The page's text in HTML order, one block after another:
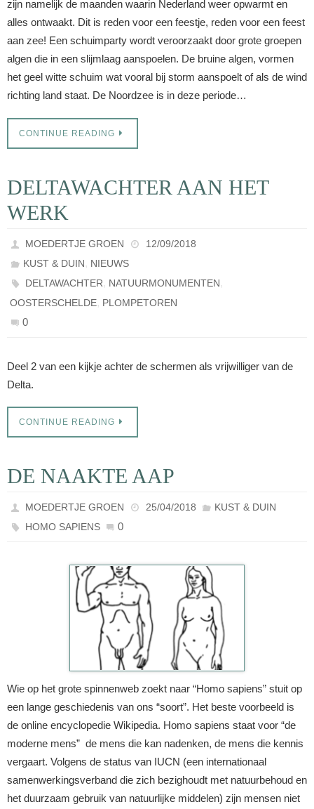
zijn namelijk de maanden waarin Nederland weer opwarmt en
alles ontwaakt. Dit is reden voor een feestje, reden voor een feest
aan zee! Een schuimparty wordt veroorzaakt door grote groepen
algen die in een slijmlaag aanspoelen. De bruine algen, vormen
het geel witte schuim wat vooral bij storm aanspoelt of als de wind
richting land staat. De Noordzee is in deze periode…
CONTINUE READING
DELTAWACHTER AAN HET
WERK
MOEDERTJE GROEN
12/09/2018
KUST & DUIN, NIEUWS
DELTAWACHTER, NATUURMONUMENTEN,
OOSTERSCHELDE, PLOMPETOREN
0
Deel 2 van een kijkje achter de schermen als vrijwilliger van de
Delta.
CONTINUE READING
DE NAAKTE AAP
MOEDERTJE GROEN 25/04/2018
KUST & DUIN
HOMO SAPIENS
0
Wie op het grote spinnenweb zoekt naar “Homo sapiens” stuit op
een lange geschiedenis van ons “soort”. Het beste voorbeeld is
de online encyclopedie Wikipedia. Homo sapiens staat voor “de
moderne mens” de mens die kan nadenken, de mens die kennis
vergaart. Volgens de status van IUCN (een internationaal
samenwerkingsverband die zich bezighoudt met natuurbehoud en
het duurzaam gebruik van natuurlijke middelen) zijn mensen niet